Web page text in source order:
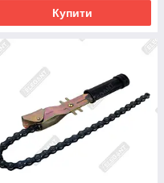
Купити